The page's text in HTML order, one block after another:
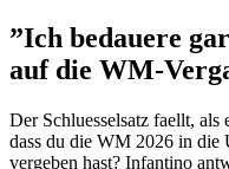
”Ich bedauere
auf die WM-
Der Schluesselsatz faellt,
dass du die WM 2026 in
vergeben hast? Infantino